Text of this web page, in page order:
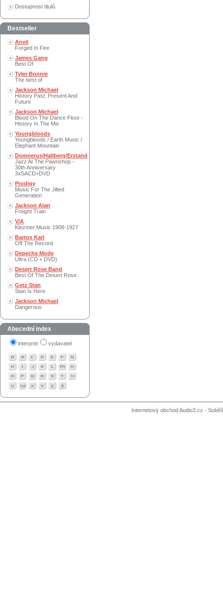
Dostupnost titulů
Bestseller
Anvil
Forged In Fire
James Gang
Best Of
Tyler Bonnie
The best of
Jackson Michael
History Past, Present And
Future
Jackson Michael
Blood On The Dance Floor -
History In The Mix
Youngbloods
Youngbloods / Earth Music /
Elephant Mountain
Domnerus/Hallberg/Erstand
Jazz At The Pawnshop -
30th Anniversary
3xSACD+DVD
Prodigy
Music For The Jilted
Generation
Jackson Alan
Freight Train
V/A
Klezmer Music 1908-1927
Bartos Karl
Off The Record
Depeche Mode
Ultra (CD + DVD)
Desert Rose Band
Best Of The Desert Rose..
Getz Stan
Stan Is Here
Jackson Michael
Dangerous
Abecední index
interpret vydavatel
Internetový obchod Audio3.cz -